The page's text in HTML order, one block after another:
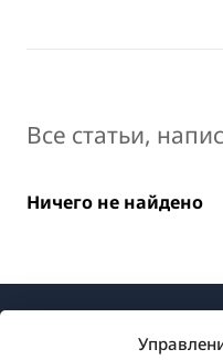
Все статьи,
Ничего не найдено